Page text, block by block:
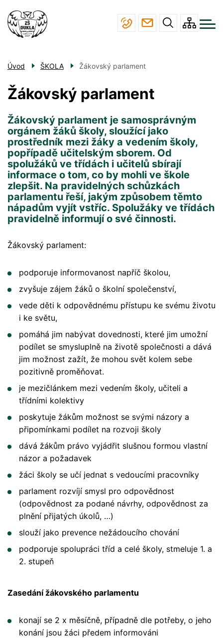
hlavnímu
Menu
navigace
ŠKOLA
STUDIUM
ÚŘEDNÍ DESKA
KONTAKTY
Úvod ŠKOLA Žákovský parlament
Žákovský parlament
Žákovský parlament je samosprávným
orgánem žáků školy, sloužící jako
prostředník mezi žáky a vedením školy,
popřípadě učitelským sborem. Od
spolužáků ve třídách i učitelů sbírají
informace o tom, co by mohli ve škole
zlepšit. Na pravidelných schůzkách
parlamentu řeší, jakým způsobem těmto
nápadům vyjít vstříc. Spolužáky ve třídách
pravidelně informují o své činnosti.
Žákovský parlament:
podporuje informovanost napříč školou,
zvyšuje zájem žáků o školní společenství,
vede děti k odpovědnému přístupu ke svému životu
i ke světu,
pomáhá jim nabývat dovednosti, které jim umožní
podílet se smysluplně na životě společnosti a dává
jim možnost zažít, že mohou svět kolem sebe
pozitivně proměňovat.
je mezičlánkem mezi vedením školy, učiteli a
třídními kolektivy
poskytuje žákům možnost se svými názory a
připomínkami podílet na rozvoji školy
dává žákům právo vyjádřit slušnou formou vlastní
názor a požadavek
žáci školy se učí jednat s vedoucími pracovníky
parlament rozvíjí smysl pro odpovědnost
(odpovědnost za podané návrhy, odpovědnost za
plnění přijatých úkolů, …)
slouží jako prevence nežádoucího chování
podporuje spolupráci tříd a celé školy, stmeluje 1. a
2. stupeň
Zasedání žákovského parlamentu
konají se 2 x měsíčně, případně dle potřeby, o jeho
konání jsou žáci předem informováni